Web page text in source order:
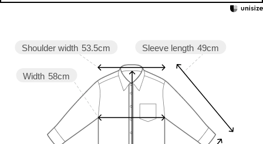
Sleeve length 49cm
Width 58cm
Shoulder width 53.5cm